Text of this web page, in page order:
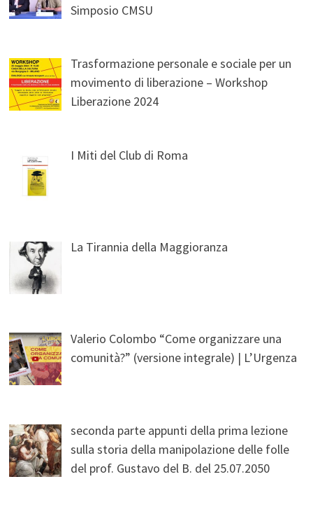
Simposio CMSU
Trasformazione personale e sociale per un
movimento di liberazione – Workshop
Liberazione 2024
I Miti del Club di Roma
La Tirannia della Maggioranza
Valerio Colombo “Come organizzare una
comunità?” (versione integrale) | L’Urgenza
seconda parte appunti della prima lezione
sulla storia della manipolazione delle folle
del prof. Gustavo del B. del 25.07.2050